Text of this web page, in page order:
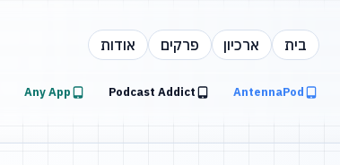
בית ארכיון פרקים אודות
AntennaPod
Podcast Addict
Any App